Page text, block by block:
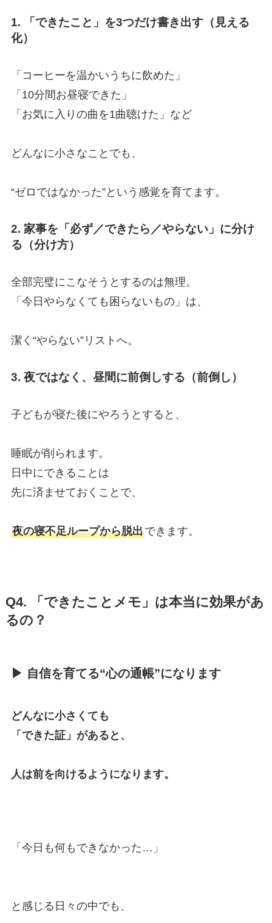
1. 「できたこと」を3つだけ書き出す（見える
化）
「コーヒーを温かいうちに飲めた」
「10分間お昼寝できた」
「お気に入りの曲を1曲聴けた」など
どんなに小さなことでも、
“ゼロではなかった”という感覚を育てます。
2. 家事を「必ず／できたら／やらない」に分け
る（分け方）
全部完璧にこなそうとするのは無理。
「今日やらなくても困らないもの」は、
潔く“やらない”リストへ。
3. 夜ではなく、昼間に前倒しする（前倒し）
子どもが寝た後にやろうとすると、
睡眠が削られます。
日中にできることは
先に済ませておくことで、
夜の寝不足ループから脱出できます。
Q4. 「できたことメモ」は本当に効果があ
るの？
▶ 自信を育てる“心の通帳”になります
どんなに小さくても
「できた証」があると、
人は前を向けるようになります。
「今日も何もできなかった…」
と感じる日々の中でも、